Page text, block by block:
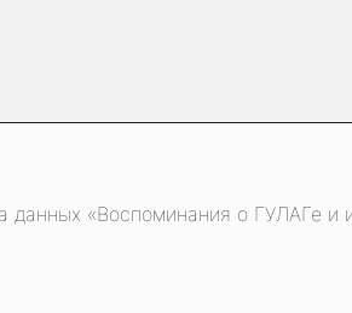
данных «Воспоминания о ГУЛАГе и